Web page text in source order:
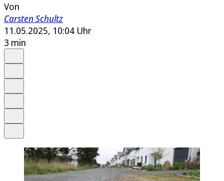
Von
Carsten Schultz
11.05.2025, 10:04 Uhr
3 min